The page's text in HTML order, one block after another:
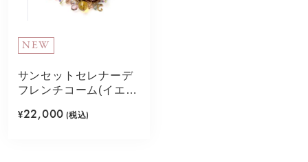
NEW
サンセットセレナーデ
フレンチコーム(イエロ
¥22,000 (税込)